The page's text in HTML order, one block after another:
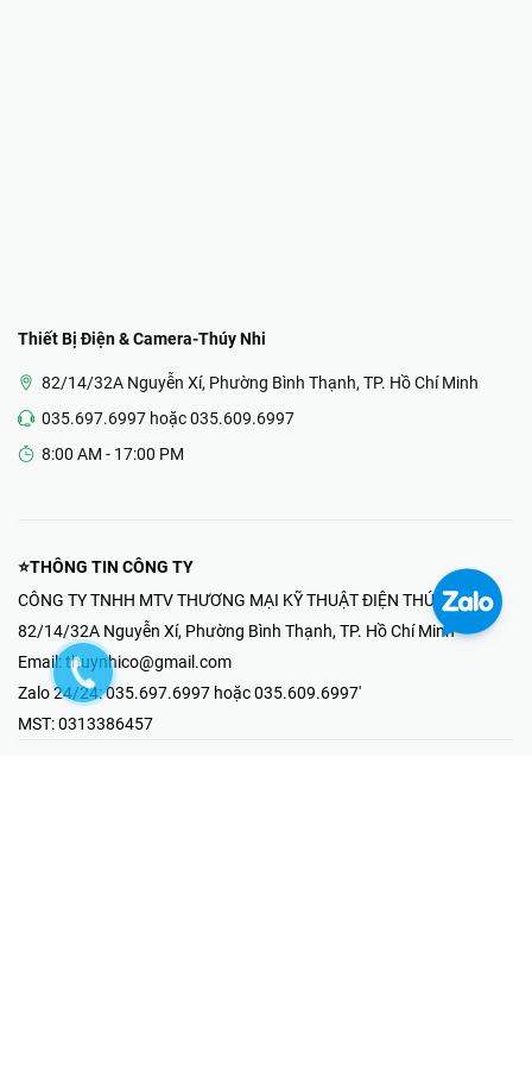
Thiết Bị Điện & Camera-Thúy Nhi
82/14/32A Nguyễn Xí, Phường Bình Thạnh, TP. Hồ Chí Minh
035.697.6997 hoặc 035.609.6997
8:00 AM - 17:00 PM
⭐THÔNG TIN CÔNG TY
CÔNG TY TNHH MTV THƯƠNG MẠI KỸ THUẬT ĐIỆN THÚY NHI
82/14/32A Nguyễn Xí, Phường Bình Thạnh, TP. Hồ Chí Minh
Email: thuynhico@gmail.com
Zalo 24/24:035.697.6997 hoặc 035.609.6997'
MST:0313386457